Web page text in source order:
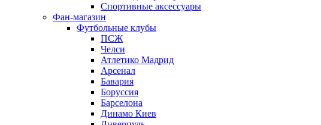
Спортивные аксессуары
Фан-магазин
Футбольные клубы
ПСЖ
Челси
Атлетико Мадрид
Арсенал
Бавария
Боруссия
Барселона
Динамо Киев